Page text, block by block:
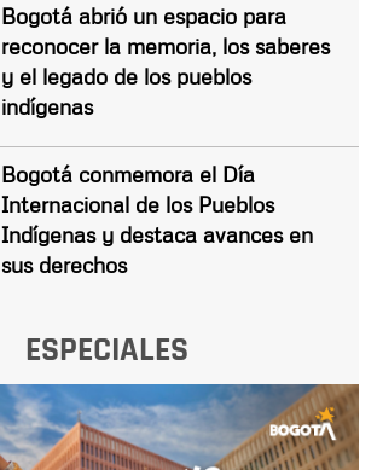
Bogotá abrió un espacio para
reconocer la memoria, los saberes
y el legado de los pueblos
indígenas
Bogotá conmemora el Día
Internacional de los Pueblos
Indígenas y destaca avances en
sus derechos
ESPECIALES